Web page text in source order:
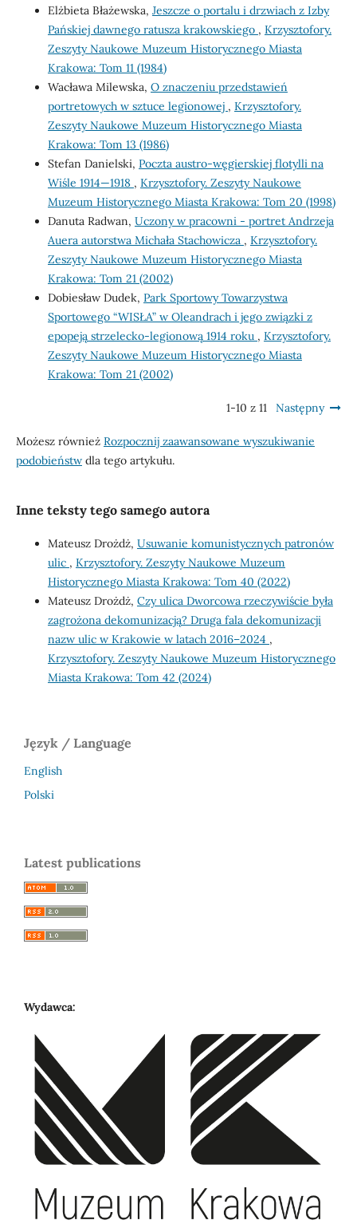
Elżbieta Błażewska, Jeszcze o portalu i drzwiach z Izby
Pańskiej dawnego ratusza krakowskiego , Krzysztofory.
Zeszyty Naukowe Muzeum Historycznego Miasta
Krakowa: Tom 11 (1984)
Wacława Milewska, O znaczeniu przedstawień
portretowych w sztuce legionowej , Krzysztofory.
Zeszyty Naukowe Muzeum Historycznego Miasta
Krakowa: Tom 13 (1986)
Stefan Danielski, Poczta austro-węgierskiej flotylli na
Wiśle 1914—1918 , Krzysztofory. Zeszyty Naukowe
Muzeum Historycznego Miasta Krakowa: Tom 20 (1998)
Danuta Radwan, Uczony w pracowni - portret Andrzeja
Auera autorstwa Michała Stachowicza , Krzysztofory.
Zeszyty Naukowe Muzeum Historycznego Miasta
Krakowa: Tom 21 (2002)
Dobiesław Dudek, Park Sportowy Towarzystwa
Sportowego “WISŁA” w Oleandrach i jego związki z
epopeją strzelecko-legionową 1914 roku , Krzysztofory.
Zeszyty Naukowe Muzeum Historycznego Miasta
Krakowa: Tom 21 (2002)
1-10 z 11 Następny
Możesz również Rozpocznij zaawansowane wyszukiwanie
podobieństwdla tego artykułu.
Inne teksty tego samego autora
Mateusz Drożdż, Usuwanie komunistycznych patronów
ulic , Krzysztofory. Zeszyty Naukowe Muzeum
Historycznego Miasta Krakowa: Tom 40 (2022)
Mateusz Drożdż, Czy ulica Dworcowa rzeczywiście była
zagrożona dekomunizacją? Druga fala dekomunizacji
nazw ulic w Krakowie w latach 2016–2024 ,
Krzysztofory. Zeszyty Naukowe Muzeum Historycznego
Miasta Krakowa: Tom 42 (2024)
Język / Language
English
Polski
Latest publications
Wydawca: